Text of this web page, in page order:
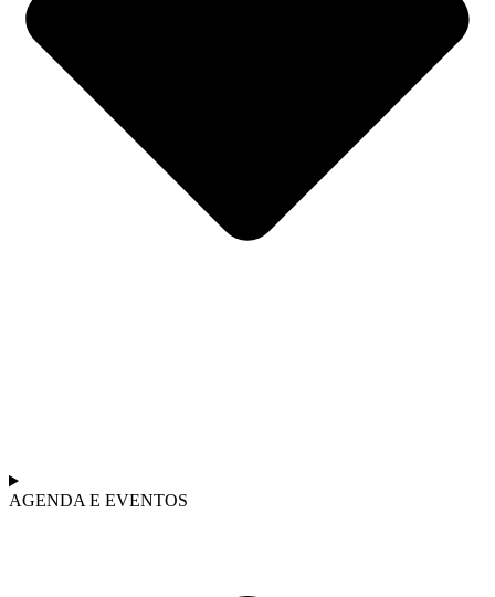
AGENDA E EVENTOS